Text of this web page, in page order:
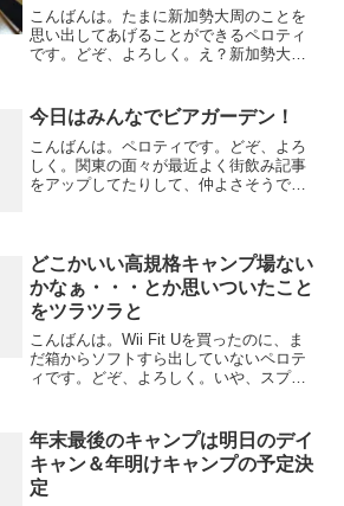
こんばんは。たまに新加勢大周のことを
思い出してあげることができるペロティ
です。どぞ、よろしく。え？新加勢大周
知らない？ふーん、ま、いいや。LUMIX
GX7MK2の修理...
今日はみんなでビアガーデン！
こんばんは。ペロティです。どぞ、よろ
しく。関東の面々が最近よく街飲み記事
をアップしてたりして、仲よさそうで楽
どこかいい高規格キャンプ場ない
かなぁ・・・とか思いついたこと
をツラツラと
こんばんは。Wii Fit Uを買ったのに、ま
だ箱からソフトすら出していないペロテ
ィです。どぞ、よろしく。いや、スプラ
っていて、子供たちは朝早くから外に出
て雪と戯れてま...
年末最後のキャンプは明日のデイ
キャン＆年明けキャンプの予定決
定